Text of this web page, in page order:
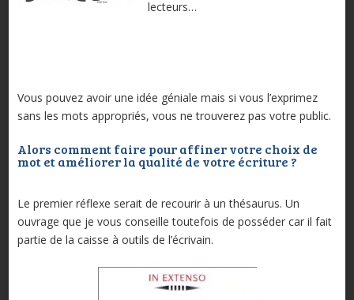
lecteurs…
Vous pouvez avoir une idée géniale mais si vous l’exprimez
sans les mots appropriés, vous ne trouverez pas votre public.
Alors comment faire pour affiner votre choix de
mot et améliorer la qualité de votre écriture ?
Le premier réflexe serait de recourir à un thésaurus. Un
ouvrage que je vous conseille toutefois de posséder car il fait
partie de la caisse à outils de l’écrivain.